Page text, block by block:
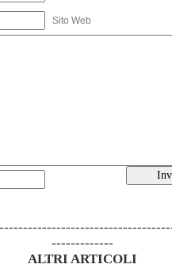
Sito Web
-------------
ALTRI ARTICOLI